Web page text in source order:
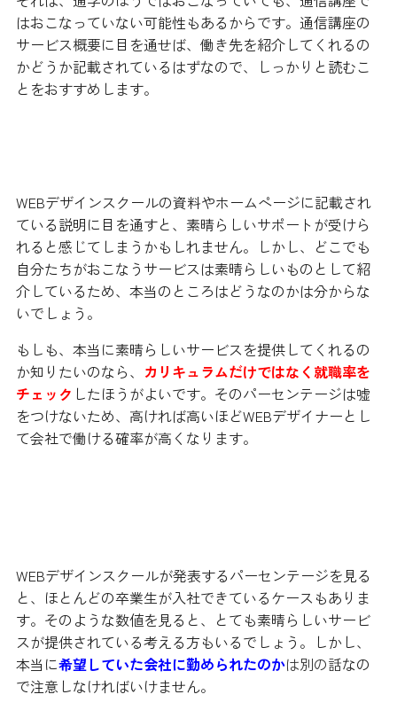
はおこなっていない可能性もあるからです。通信講座の
サービス概要に目を通せば、働き先を紹介してくれるの
かどうか記載されているはずなので、しっかりと読むこ
とをおすすめします。
WEBデザインスクールの資料やホームページに記載され
ている説明に目を通すと、素晴らしいサポートが受けら
れると感じてしまうかもしれません。しかし、どこでも
自分たちがおこなうサービスは素晴らしいものとして紹
介しているため、本当のところはどうなのかは分からな
いでしょう。
もしも、本当に素晴らしいサービスを提供してくれるの
か知りたいのなら、 カリキュラムだけではなく就職率を
チェック したほうがよいです。そのパーセンテージは嘘
をつけないため、高ければ高いほどWEBデザイナーとし
て会社で働ける確率が高くなります。
WEBデザインスクールが発表するパーセンテージを見る
と、ほとんどの卒業生が入社できているケースもありま
す。そのような数値を見ると、とても素晴らしいサービ
スが提供されている考える方もいるでしょう。しかし、
本当に希望していた会社に勤められたのかは別の話なの
で注意しなければいけません。